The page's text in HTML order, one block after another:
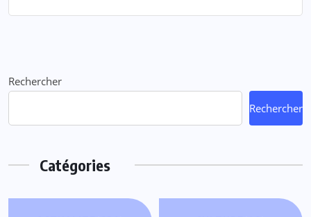
Rechercher
Rechercher
Catégories